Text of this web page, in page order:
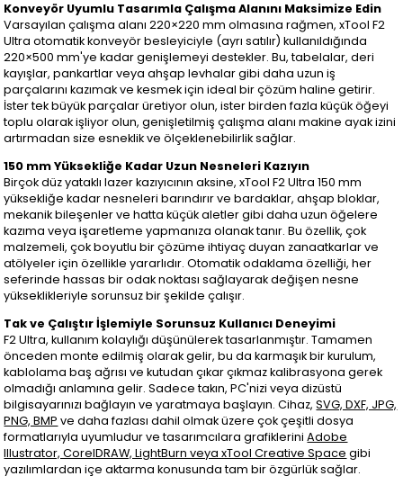
Konveyör Uyumlu Tasarımla Çalışma Alanını Maksimize Edin
Varsayılan çalışma alanı 220×220 mm olmasına rağmen, xTool F2
Ultra otomatik konveyör besleyiciyle (ayrı satılır) kullanıldığında
220×500 mm'ye kadar genişlemeyi destekler. Bu, tabelalar, deri
kayışlar, pankartlar veya ahşap levhalar gibi daha uzun iş
parçalarını kazımak ve kesmek için ideal bir çözüm haline getirir.
İster tek büyük parçalar üretiyor olun, ister birden fazla küçük öğeyi
toplu olarak işliyor olun, genişletilmiş çalışma alanı makine ayak izini
artırmadan size esneklik ve ölçeklenebilirlik sağlar.
150 mm Yüksekliğe Kadar Uzun Nesneleri Kazıyın
Birçok düz yataklı lazer kazıyıcının aksine, xTool F2 Ultra 150 mm
yüksekliğe kadar nesneleri barındırır ve bardaklar, ahşap bloklar,
mekanik bileşenler ve hatta küçük aletler gibi daha uzun öğelere
kazıma veya işaretleme yapmanıza olanak tanır. Bu özellik, çok
malzemeli, çok boyutlu bir çözüme ihtiyaç duyan zanaatkarlar ve
atölyeler için özellikle yararlıdır. Otomatik odaklama özelliği, her
seferinde hassas bir odak noktası sağlayarak değişen nesne
yükseklikleriyle sorunsuz bir şekilde çalışır.
Tak ve Çalıştır İşlemiyle Sorunsuz Kullanıcı Deneyimi
F2 Ultra, kullanım kolaylığı düşünülerek tasarlanmıştır. Tamamen
önceden monte edilmiş olarak gelir, bu da karmaşık bir kurulum,
kablolama baş ağrısı ve kutudan çıkar çıkmaz kalibrasyona gerek
olmadığı anlamına gelir. Sadece takın, PC'nizi veya dizüstü
bilgisayarınızı bağlayın ve yaratmaya başlayın. Cihaz,SVG, DXF, JPG,
PNG, BMP ve daha fazlası dahil olmak üzere çok çeşitli dosya
formatlarıyla uyumludur ve tasarımcılara grafikleriniAdobe
Illustrator, CorelDRAW, LightBurn veya xTool Creative Space gibi
yazılımlardan içe aktarma konusunda tam bir özgürlük sağlar.